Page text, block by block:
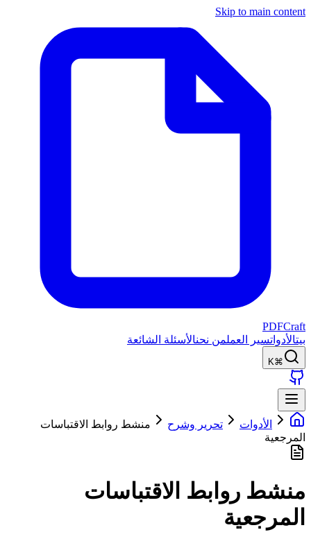
Skip to main content
PDFCraft
بيتالأدواتسير العملمن نحنالأسئلة الشائعة
⌘K
الأدوات تحرير وشرح
منشط روابط الاقتباسات
المرجعية
منشط روابط الاقتباسات
المرجعية